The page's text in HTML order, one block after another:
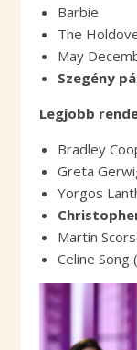
Barbie
The
May
Szegény
Legjobb
Bradley
Greta
Yorgos
Martin
Celine Song